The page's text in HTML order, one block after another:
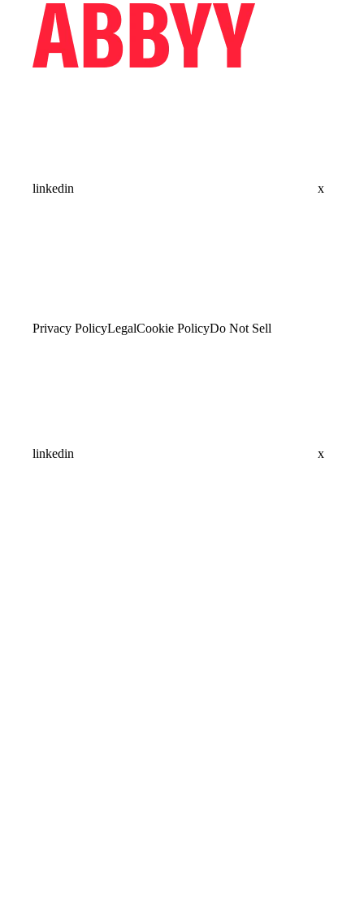
linkedin x
Privacy PolicyLegalCookie PolicyDo Not Sell
linkedin x